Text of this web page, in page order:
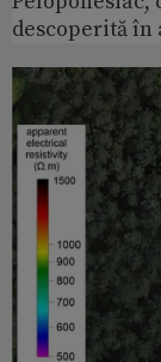
descoperită